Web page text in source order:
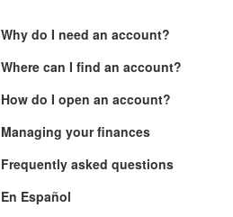
Why do I need an account?
Where can I find an account?
How do I open an account?
Managing your finances
Frequently asked questions
En Español